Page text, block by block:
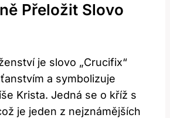
Přeložit Slovo
je slovo „Crucifix“
a symbolizuje
Krista. Jedná se o kříž s
je jeden z nejznámějších